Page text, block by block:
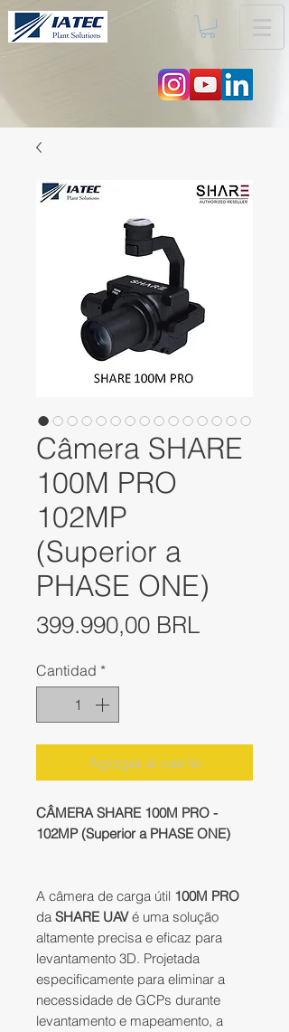
Câmera SHARE
100M PRO
102MP
(Superior a
PHASE ONE)
399.990,00 BRLPrecio
Cantidad *
Agregar al carrito
CÂMERA SHARE 100M PRO -
102MP (Superior a PHASE ONE)
A câmera de carga útil 100M PRO
da SHARE UAVé uma solução
altamente precisa e eficaz para
levantamento 3D. Projetada
especificamente para eliminar a
necessidade de GCPs durante
levantamento e mapeamento, a